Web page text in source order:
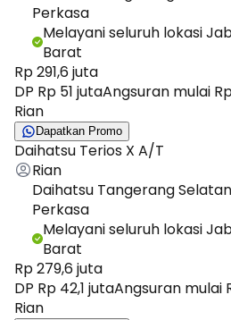
Perkasa
Melayani seluruh lokasi
Barat
Rp 291,6 juta
DP Rp 51 jutaAngsuran mulai
Rian
Dapatkan Promo
Daihatsu Terios X A/T
Rian
Daihatsu Tangerang
Perkasa
Melayani seluruh lokasi
Barat
Rp 279,6 juta
DP Rp 42,1 jutaAngsuran mulai
Rian